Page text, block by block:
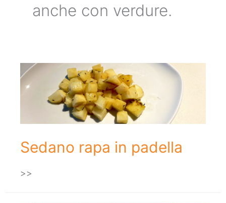
anche con verdure.
Sedano rapa in padella
>>